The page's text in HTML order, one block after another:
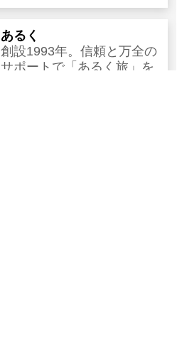
あるく
創設1993年。信頼と万全の
サポートで「あるく旅」を